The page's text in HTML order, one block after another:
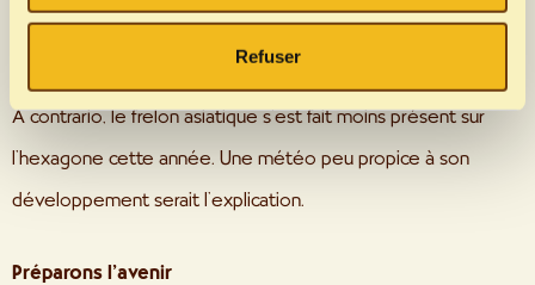
l'utilisation de certains fournisseurs de services tiers peut
Les États-Unis ont été identifiés par la Cour européenne
de justice comme un pays dont le niveau de protection
des données est insuffisant. Il existe donc un risque
accru que les autorités américaines accèdent à vos
cookies nécessaires", seuls les cookies et mesures
pouvez trouver plus d'informations sur le traitement de
Refuser
A contrario, le frelon asiatique s’est fait moins présent sur
l’hexagone cette année. Une météo peu propice à son
développement serait l’explication.
Préparons l’avenir